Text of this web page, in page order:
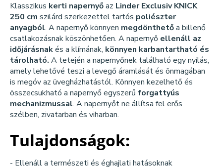
Klasszikus kerti napernyőaz Linder Exclusiv KNICK
250 cm szilárd szerkezettel tartós poliészter
anyagból. A napernyő könnyen megdönthetőa billenő
csatlakozásnak köszönhetően. A napernyő ellenáll az
időjárásnakés a klímának, könnyen karbantartható és
tárolható. A tetején a napernyőnek található egy nyílás,
amely lehetővé teszi a levegő áramlását és önmagában
is megóv az üvegházhatástól. Könnyen kezelhető és
összecsukható a napernyő egyszerű forgattyús
mechanizmussal. A napernyőt ne állítsa fel erős
szélben, zivatarban és viharban.
Tulajdonságok:
- Ellenáll a természeti és éghajlati hatásoknak